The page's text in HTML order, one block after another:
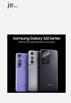
je...